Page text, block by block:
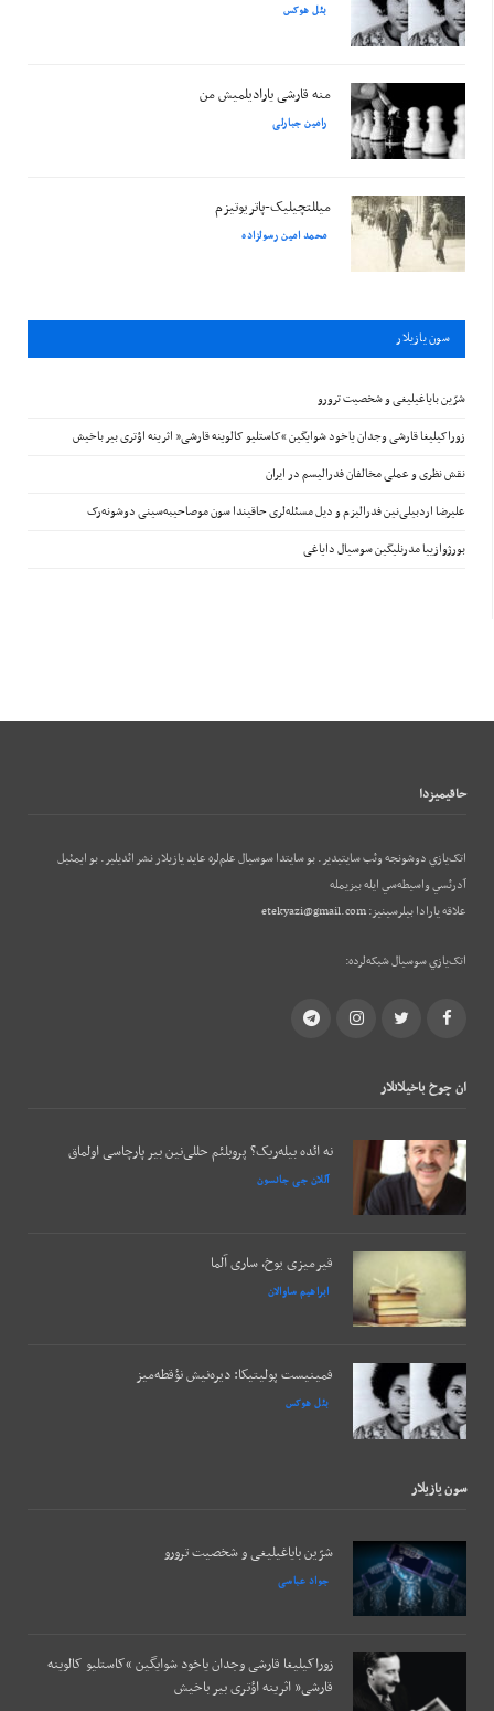
بئل هوکس
منه قارشی یارادیلمیش من
رامین جبارلی
میللتچیلیک-پاتریوتیزم
محمد امین رسولزاده
سون يازيلار
شرّین بایاغیلیغی و شخصیت ترورو
زوراکیلیغا قارشی وجدان یاخود شوایگین “کاستلیو کالوینه قارشی” اثرینه اؤتری بیر باخیش
نقش نظری و عملی مخالفان فدرالیسم در ایران
علیرضا اردبیلی‌نین فدرالیزم و دیل مسئله‌لری حاقیندا سون موصاحیبه‌سینی دوشونه‌رک
بورژوازییا مدرنلیگین سوسیال دایاغی
حاقيميزدا
اتک‌يازي دوشونجه وئب‌ سايتيدير. بو سايتدا سوسيال علم‌لره عايد يازيلار نشر ائديلير. بو ایمئيل
آدرئسي واسيطه‌سي ايله بيزيمله
علاقه يارادا بيلرسينيز:etekyazi@gmail.com
اتک‌يازي سوسيال شبکه‌لرده:
Facebook
Twitter
Instagram
Telegram
ان چوخ باخيلانلار
نه ائده بیله‌ریک؟ پروبلئم حللی‌نین بیر پارچاسی اولماق
آللان جی جانسون
قیرمیزی یوخ، ساری آلما
ابراهیم ساوالان
فمینیست پولیتیکا: دیره‌نیش نؤقطه‌میز
بئل هوکس
سون يازيلار
شرّین بایاغیلیغی و شخصیت ترورو
جواد عباسی
زوراکیلیغا قارشی وجدان یاخود شوایگین “کاستلیو کالوینه
قارشی” اثرینه اؤتری بیر باخیش